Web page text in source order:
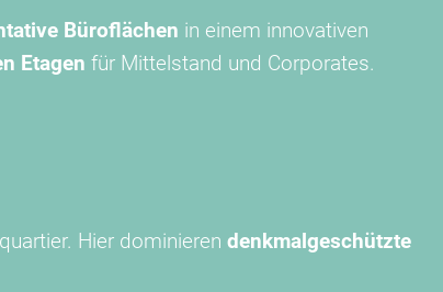
Büroflächen in einem innovativen
Etagen für Mittelstand und Corporates.
Hier dominieren denkmalgeschützte